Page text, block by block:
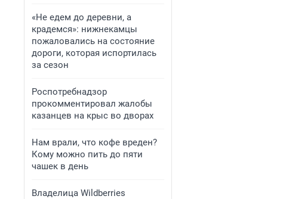
«Не едем до деревни, а
крадемся»: нижнекамцы
пожаловались на состояние
дороги, которая испортилась
за сезон
Роспотребнадзор
прокомментировал жалобы
казанцев на крыс во дворах
Нам врали, что кофе вреден?
Кому можно пить до пяти
чашек в день
Владелица Wildberries